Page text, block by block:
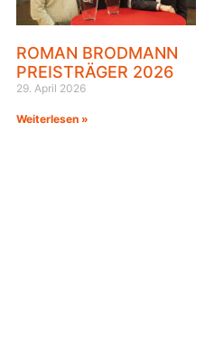
ROMAN BRODMANN
PREISTRÄGER 2026
29. April 2026
Weiterlesen »